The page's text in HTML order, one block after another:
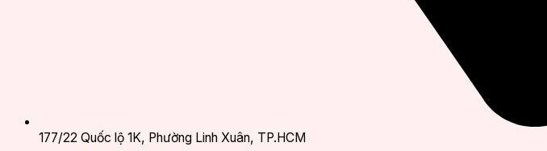
177/22 Quốc lộ 1K, Phường Linh Xuân, TP.HCM